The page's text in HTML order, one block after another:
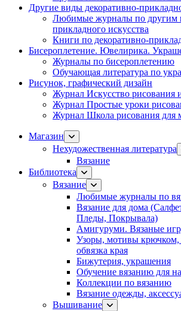
Другие виды декоративно-
Любимые журналы по другим
прикладного искусства
Книги по декоративно-
Бисероплетение. Ювелирика.
Журналы по бисероплетению
Обучающая литература по
Рисунок, графический дизайн
Журнал Искусство рисования
Журнал Простые уроки
Журнал Школа рисования для
Магазин
Нехудожественная литература
Вязание
Библиотека
Вязание
Любимые журналы по
Вязание для дома
Пледы, Покрывала)
Амигуруми. Вязаные
Узоры, мотивы
обвязка края
Бижутерия, украшения
Обучение вязанию для
Коллекции по вязанию
Вязание одежды,
Вышивание